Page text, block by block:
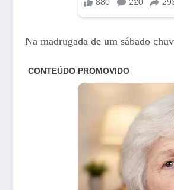
Na madrugada de um sábado